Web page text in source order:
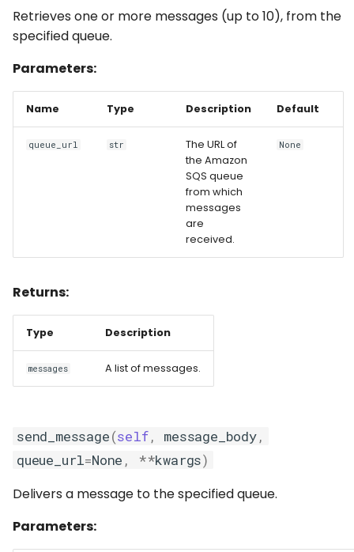
Retrieves one or more messages (up to 10), from the
specified queue.
Parameters:
Name Type Description Default
queue_url str
The URL of
the Amazon
SQS queue
from which
messages
are
received.
None
Returns:
Type Description
messages A list of messages.
send_message(self, message_body,
queue_url=None , **kwargs)
Delivers a message to the specified queue.
Parameters: